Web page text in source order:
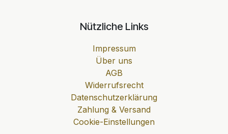
Nützliche Links
Impressum
Über uns
AGB
Widerrufsrecht
Datenschutzerklärung
Zahlung & Versand
Cookie-Einstellungen